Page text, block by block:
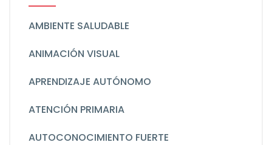
AMBIENTE SALUDABLE
ANIMACIÓN VISUAL
APRENDIZAJE AUTÓNOMO
ATENCIÓN PRIMARIA
AUTOCONOCIMIENTO FUERTE